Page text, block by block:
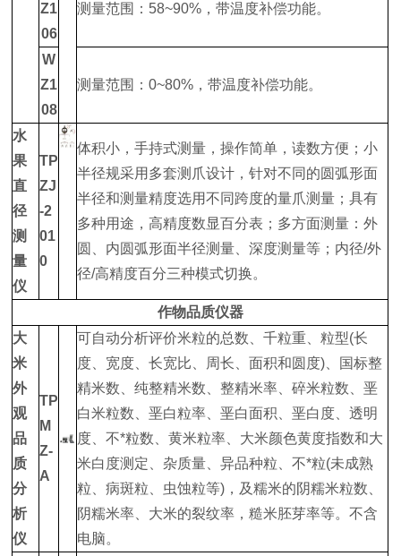
Z1
06
测量范围：58~90%，带温度补偿功能。
W
Z1
08
测量范围：0~80%，带温度补偿功能。
水
果
直
径
测
量
仪
TP
ZJ
-2
01
0
体积小，手持式测量，操作简单，读数方便；小
半径规采用多套测爪设计，针对不同的圆弧形面
半径和测量精度选用不同跨度的量爪测量；具有
多种用途，高精度数显百分表；多方面测量：外
圆、内圆弧形面半径测量、深度测量等；内径/外
径/高精度百分三种模式切换。
作物品质仪器
大
米
外
观
品
质
分
析
仪
TP
M
Z-
A
可自动分析评价米粒的总数、千粒重、粒型(长
度、宽度、长宽比、周长、面积和圆度)、国标整
精米数、纯整精米数、整精米率、碎米粒数、垩
白米粒数、垩白粒率、垩白面积、垩白度、透明
度、不*粒数、黄米粒率、大米颜色黄度指数和大
米白度测定、杂质量、异品种粒、不*粒(未成熟
粒、病斑粒、虫蚀粒等)，及糯米的阴糯米粒数、
阴糯米率、大米的裂纹率，糙米胚芽率等。不含
电脑。